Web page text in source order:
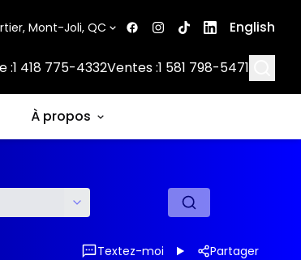
Mont-Joli, QC English
:1 418 775-4332Ventes :1 581 798-5471
À propos
Textez-moi Partager